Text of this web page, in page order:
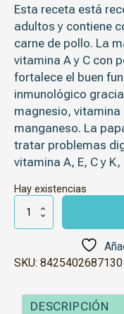
Esta receta está
adultos y contiene
carne de pollo. La
vitamina A y C con
fortalece el buen
inmunológico
magnesio, vitamina
manganeso. La
tratar problemas
vitamina A, E, C y
Hay existencias
Natural
Greatness
cantidad
SKU: 8425402687130
DESCRIPCIÓN